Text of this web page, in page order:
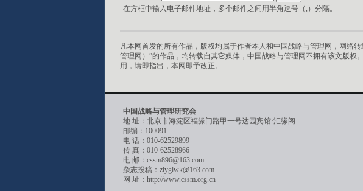
在方框中输入电子邮件地址，多个邮件之间用半角逗号（,）分隔。
凡本网首发的所有作品，版权均属于作者本人和中国战略与管理网，网络
管理网）”的作品，均转载自其它媒体，中国战略与管理网不拥有该文版
用，请即指出，本网即予改正。
中国战略与管理研究会
地 址：北京市海淀区福缘门路甲一号达园宾馆·汇缘阁
邮编：100091
电 话：010-62529899
传 真：010-62528966
电 邮：cssm896@163.com
杂志投稿：zlyglwk@163.com
网 址：http://www.cssm.org.cn